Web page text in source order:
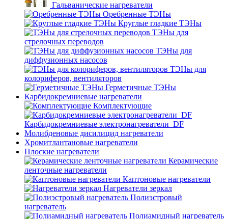
Гальванические нагреватели
Оребренные ТЭНы
Круглые гладкие ТЭНы
ТЭНы для
стрелочных переводов
ТЭНы для
диффузионных насосов
ТЭНы для
колориферов, вентиляторов
Герметичные ТЭНы
Карбидокремниевые нагреватели
Комплектующие
Карбидокремниевые электронагреватели_DF
Молибденовые дисилицид нагреватели
Хромитлантановые нагреватели
Плоские нагреватели
Керамические
ленточные нагреватели
Каптоновые нагреватели
Нагреватели зеркал
Полиэстровый
нагреватель
Полиамидный нагреватель